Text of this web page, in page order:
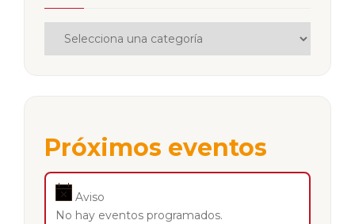
Próximos eventos
Aviso
No hay eventos programados.